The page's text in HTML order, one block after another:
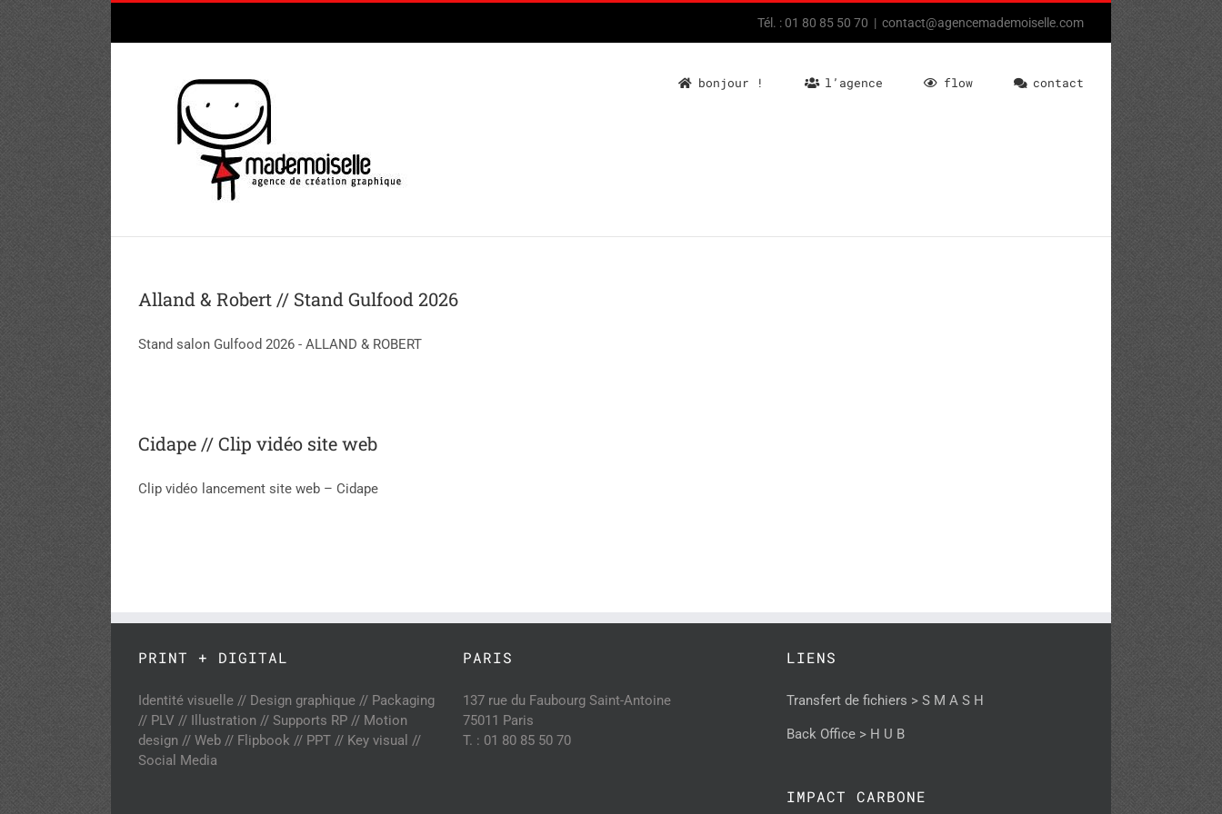
Passer
au
contenu
Tél. : 01 80 85 50 70 | contact@agencemademoiselle.com
bonjour ! l’agence flow contact
Alland & Robert // Stand Gulfood 2026
Stand salon Gulfood 2026 - ALLAND & ROBERT
Cidape // Clip vidéo site web
Clip vidéo lancement site web – Cidape
PRINT + DIGITAL
Identité visuelle // Design graphique // Packaging
// PLV // Illustration // Supports RP // Motion
design // Web // Flipbook // PPT // Key visual //
Social Media
PARIS
137 rue du Faubourg Saint-Antoine
75011 Paris
T. : 01 80 85 50 70
LIENS
Transfert de fichiers > S M A S H
Back Office > H U B
IMPACT CARBONE